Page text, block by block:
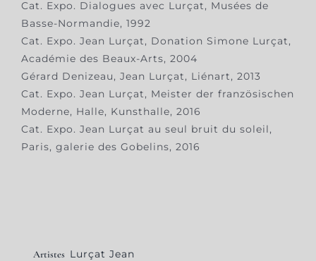
Cat. Expo. Dialogues avec Lurçat, Musées de
Basse-Normandie, 1992
Cat. Expo. Jean Lurçat, Donation Simone Lurçat,
Académie des Beaux-Arts, 2004
Gérard Denizeau, Jean Lurçat, Liénart, 2013
Cat. Expo. Jean Lurçat, Meister der französischen
Moderne, Halle, Kunsthalle, 2016
Cat. Expo. Jean Lurçat au seul bruit du soleil,
Paris, galerie des Gobelins, 2016
Artistes Lurçat Jean